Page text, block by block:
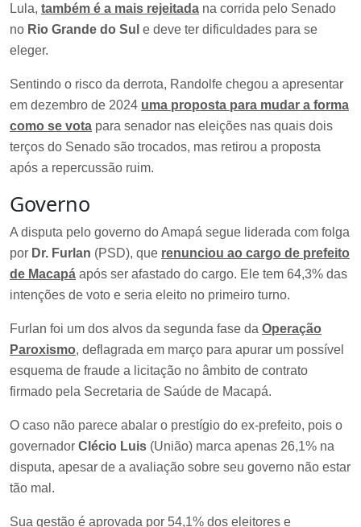
Lula, também é a mais rejeitada na corrida pelo Senado
no Rio Grande do Sul e deve ter dificuldades para se
eleger.
Sentindo o risco da derrota, Randolfe chegou a apresentar
em dezembro de 2024 uma proposta para mudar a forma
como se vota para senador nas eleições nas quais dois
terços do Senado são trocados, mas retirou a proposta
após a repercussão ruim.
Governo
A disputa pelo governo do Amapá segue liderada com folga
por Dr. Furlan (PSD), que renunciou ao cargo de prefeito
de Macapá após ser afastado do cargo. Ele tem 64,3% das
intenções de voto e seria eleito no primeiro turno.
Furlan foi um dos alvos da segunda fase da Operação
Paroxismo, deflagrada em março para apurar um possível
esquema de fraude a licitação no âmbito de contrato
firmado pela Secretaria de Saúde de Macapá.
O caso não parece abalar o prestígio do ex-prefeito, pois o
governador Clécio Luis (União) marca apenas 26,1% na
disputa, apesar de a avaliação sobre seu governo não estar
tão mal.
Sua gestão é aprovada por 54,1% dos eleitores e